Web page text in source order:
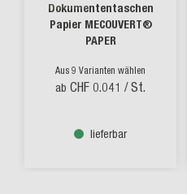
Dokumententaschen
Papier MECOUVERT®
PAPER
Aus 9 Varianten wählen
ab CHF 0.041 / St.
lieferbar